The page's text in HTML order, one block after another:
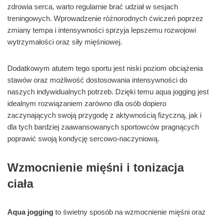
zdrowia serca, warto regularnie brać udział w sesjach
treningowych. Wprowadzenie różnorodnych ćwiczeń poprzez
zmiany tempa i intensywności sprzyja lepszemu rozwojowi
wytrzymałości oraz siły mięśniowej.
Dodatkowym atutem tego sportu jest niski poziom obciążenia
stawów oraz możliwość dostosowania intensywności do
naszych indywidualnych potrzeb. Dzięki temu aqua jogging jest
idealnym rozwiązaniem zarówno dla osób dopiero
zaczynających swoją przygodę z aktywnością fizyczną, jak i
dla tych bardziej zaawansowanych sportowców pragnących
poprawić swoją kondycję sercowo-naczyniową.
Wzmocnienie mięśni i tonizacja
ciała
Aqua jogging to świetny sposób na wzmocnienie mięśni oraz